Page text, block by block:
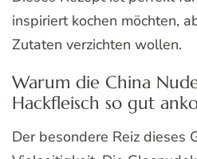
inspiriert kochen möchten,
Zutaten verzichten wollen.
Warum die China
Hackfleisch so gut
Der besondere Reiz dieses